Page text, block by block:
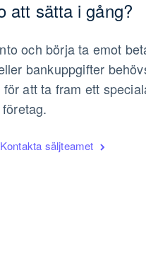
att sätta i gång?
och börja ta emot
bankuppgifter
att ta fram ett
Kontakta säljteamet